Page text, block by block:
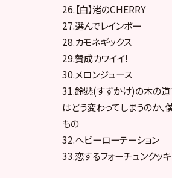
26.【白】渚のCHERRY
27.選んでレインボー
28.カモネギックス
29.賛成カワイイ!
30.メロンジュース
31.鈴懸(すずかけ)の木の道
はどう変わってしまうのか
もの
32.ヘビーローテーション
33.恋するフォーチュンクッ